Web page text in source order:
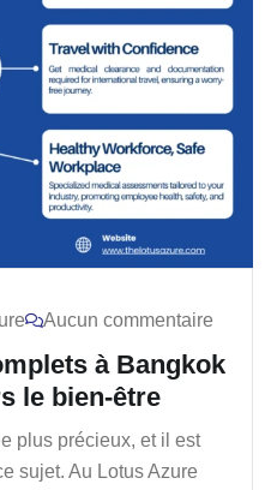
Aucun commentaire
à Bangkok
le bien-être
plus précieux, et il est
sujet. Au Lotus Azure